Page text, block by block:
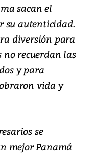
sacan el
su autenticidad.
diversión para
no recuerdan las
y para
vida y
se
mejor Panamá